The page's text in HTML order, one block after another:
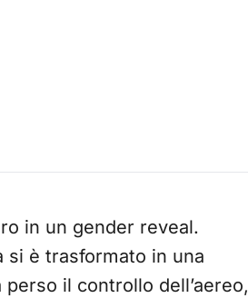
in un gender reveal.
si è trasformato in una
il controllo dell’aereo,